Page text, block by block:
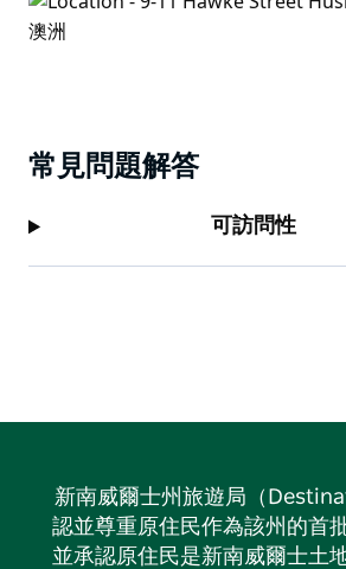
常見問題解答
可訪問性
新南威爾士州旅遊局（
認並尊重原住民作為該州的首
並承認原住民是新南威爾士土